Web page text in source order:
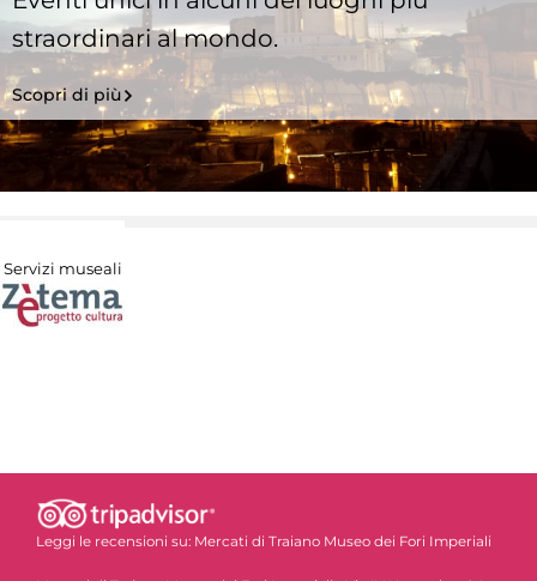
straordinari al mondo.
Scopri di più
Servizi museali
Leggi le recensioni su: Mercati di Traiano Museo dei Fori Imperiali